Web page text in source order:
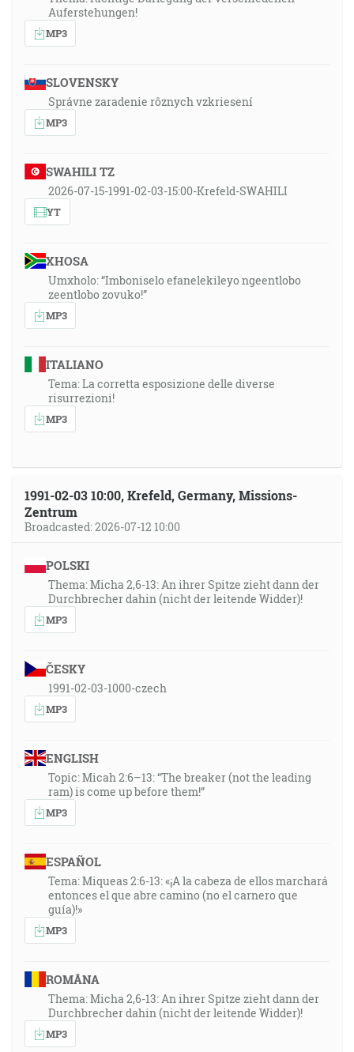
Auferstehungen!
MP3
SLOVENSKY
Správne zaradenie rôznych vzkriesení
MP3
SWAHILI TZ
2026-07-15-1991-02-03-15:00-Krefeld-SWAHILI
YT
XHOSA
Umxholo: “Imboniselo efanelekileyo ngeentlobo
zeentlobo zovuko!”
MP3
ITALIANO
Tema: La corretta esposizione delle diverse
risurrezioni!
MP3
1991-02-03 10:00, Krefeld, Germany, Missions-
Zentrum
Broadcasted: 2026-07-12 10:00
POLSKI
Thema: Micha 2,6-13: An ihrer Spitze zieht dann der
Durchbrecher dahin (nicht der leitende Widder)!
MP3
ČESKY
1991-02-03-1000-czech
MP3
ENGLISH
Topic: Micah 2:6–13: “The breaker (not the leading
ram) is come up before them!”
MP3
ESPAÑOL
Tema: Miqueas 2:6-13: «¡A la cabeza de ellos marchará
entonces el que abre camino (no el carnero que
guía)!»
MP3
ROMÂNA
Thema: Micha 2,6-13: An ihrer Spitze zieht dann der
Durchbrecher dahin (nicht der leitende Widder)!
MP3